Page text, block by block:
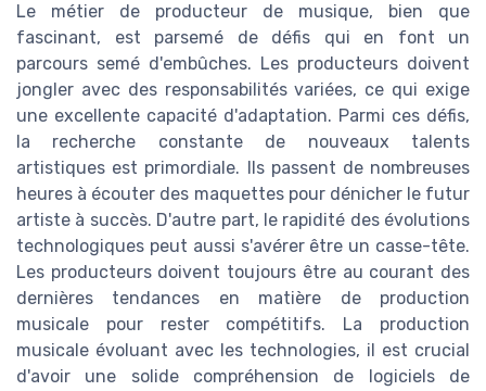
Le métier de producteur de musique, bien que
fascinant, est parsemé de défis qui en font un
parcours semé d'embûches. Les producteurs doivent
jongler avec des responsabilités variées, ce qui exige
une excellente capacité d'adaptation. Parmi ces défis,
la recherche constante de nouveaux talents
artistiques est primordiale. Ils passent de nombreuses
heures à écouter des maquettes pour dénicher le futur
artiste à succès. D'autre part, le rapidité des évolutions
technologiques peut aussi s'avérer être un casse-tête.
Les producteurs doivent toujours être au courant des
dernières tendances en matière de production
musicale pour rester compétitifs. La production
musicale évoluant avec les technologies, il est crucial
d'avoir une solide compréhension de logiciels de